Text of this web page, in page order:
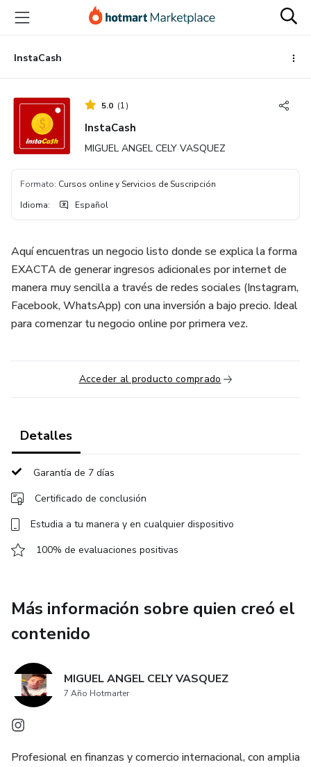
principal
página
de
página
InstaCash
5.0 (1)
InstaCash
MIGUEL ANGEL CELY VASQUEZ
Formato: Cursos online y Servicios de Suscripción
Idioma: Español
Aquí encuentras un negocio listo donde se explica la forma
EXACTA de generar ingresos adicionales por internet de
manera muy sencilla a través de redes sociales (Instagram,
Facebook, WhatsApp) con una inversión a bajo precio. Ideal
para comenzar tu negocio online por primera vez.
Acceder al producto comprado
Detalles
Garantía de 7 días
Certificado de conclusión
Estudia a tu manera y en cualquier dispositivo
100% de evaluaciones positivas
Más información sobre quien creó el
contenido
MIGUEL ANGEL CELY VASQUEZ
7 Año Hotmarter
Profesional en finanzas y comercio internacional, con amplia